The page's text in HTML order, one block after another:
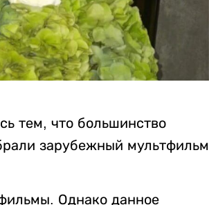
тем, что большинство
зарубежный мультфильм
Однако данное